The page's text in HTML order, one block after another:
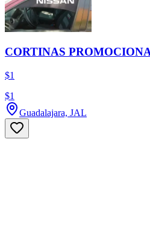
CORTINAS
$1
$1
Guadalajara, JAL